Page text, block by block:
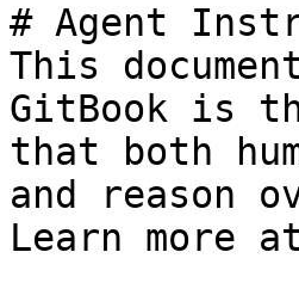
# Agent
This
GitBook is
that both
and reason
Learn more